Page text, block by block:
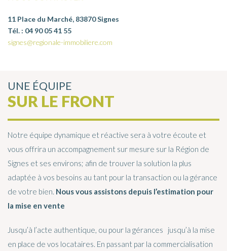
11 Place du Marché, 83870 Signes
Tél. : 04 90 05 41 55
signes@regionale-immobiliere.com
UNE ÉQUIPE
SUR LE FRONT
Notre équipe dynamique et réactive sera à votre écoute et
vous offrira un accompagnement sur mesure sur la Région de
Signes et ses environs; afin de trouver la solution la plus
adaptée à vos besoins au tant pour la transaction ou la gérance
de votre bien. Nous vous assistons depuis l’estimation pour
la mise en vente
Jusqu’à l’acte authentique, ou pour la gérances jusqu’à la mise
en place de vos locataires. En passant par la commercialisation